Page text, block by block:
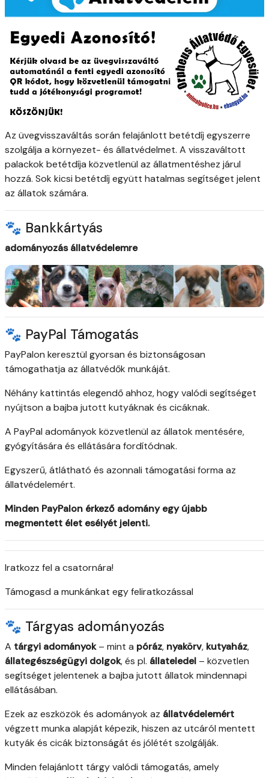
Az üvegvisszaváltás során felajánlott betétdíj egyszerre
szolgálja a környezet- és állatvédelmet. A visszaváltott
palackok betétdíja közvetlenül az állatmentéshez járul
hozzá. Sok kicsi betétdíj együtt hatalmas segítséget jelent
az állatok számára.
🐾 Bankkártyás
adományozás állatvédelemre
🐾 PayPal Támogatás
PayPalon keresztül gyorsan és biztonságosan
támogathatja az állatvédők munkáját.
Néhány kattintás elegendő ahhoz, hogy valódi segítséget
nyújtson a bajba jutott kutyáknak és cicáknak.
A PayPal adományok közvetlenül az állatok mentésére,
gyógyítására és ellátására fordítódnak.
Egyszerű, átlátható és azonnali támogatási forma az
állatvédelemért.
Minden PayPalon érkező adomány egy újabb
megmentett élet esélyét jelenti.
Iratkozz fel a csatornára!
Támogasd a munkánkat egy feliratkozással
🐾 Tárgyas adományozás
A tárgyi adományok– mint a póráz, nyakörv, kutyaház,
állategészségügyi dolgok, és pl. állateledel – közvetlen
segítséget jelentenek a bajba jutott állatok mindennapi
ellátásában.
Ezek az eszközök és adományok az állatvédelemért
végzett munka alapját képezik, hiszen az utcáról mentett
kutyák és cicák biztonságát és jólétét szolgálják.
Minden felajánlott tárgy valódi támogatás, amely